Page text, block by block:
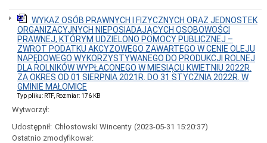
Wybory
Parlamenty
Europejskiego
2024r.
Wybory
Samorządowe
2024r.
Wybory
uzupełniające
Rady
Miejskiej
WYKAZ OSÓB PRAWNYCH I FIZYCZNYCH ORAZ JEDNOSTEK
ORGANIZACYJNYCH NIEPOSIADAJĄCYCH OSOBOWOŚCI
PRAWNEJ, KTÓRYM UDZIELONO POMOCY PUBLICZNEJ –
ZWROT PODATKU AKCYZOWEGO ZAWARTEGO W CENIE OLEJU
NAPĘDOWEGO WYKORZYSTYWANEGO DO PRODUKCJI ROLNEJ
DLA ROLNIKÓW WYPŁACONEGO W MIESIĄCU KWIETNIU 2022R.
ZA OKRES OD 01 SIERPNIA 2021R. DO 31 STYCZNIA 2022R. W
GMINIE MAŁOMICE
Typ pliku: RTF, Rozmiar: 176 KB
Wytworzył:
Udostępnił: Chłostowski Wincenty (2023-05-31 15:20:37)
Ostatnio zmodyfikował: